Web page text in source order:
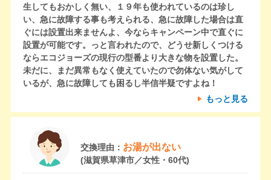
生してもおかしく無い、１９年も使われているのは珍し
い、急に故障する事も考えられる、急に故障した場合は直
ぐには設置出来ませんよ、今ならキャンペーン中で直ぐに
設置が可能です。っと言われたので、どうせ新しくつける
ならエコジョーズの現行の型番より大きな物を設置した。
未だに、まだ異常もなく使えていたので勿体ない気がして
いるが、急に故障しても困るし半信半疑ですよね！
もっと見る
交換理由： お湯が出ない
(滋賀県草津市／女性・60代)